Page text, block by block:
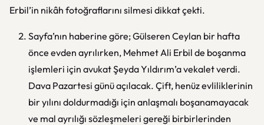
Erbil’in nikâh fotoğraflarını silmesi dikkat çekti.
Sayfa’nın haberine göre; Gülseren Ceylan bir hafta
önce evden ayrılırken, Mehmet Ali Erbil de boşanma
işlemleri için avukat Şeyda Yıldırım’a vekalet verdi.
Dava Pazartesi günü açılacak. Çift, henüz evliliklerinin
bir yılını doldurmadığı için anlaşmalı boşanamayacak
ve mal ayrılığı sözleşmeleri gereği birbirlerinden